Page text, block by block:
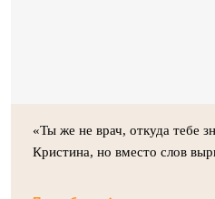
«Ты же не врач, откуда тебе
Кристина, но вместо слов